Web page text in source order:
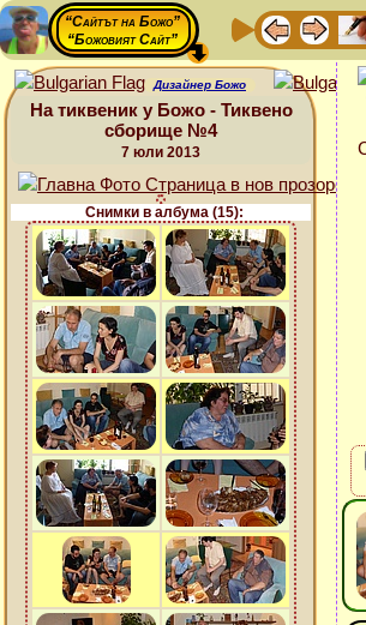
“Сайтът на Божо”
“Божовият Сайт”
Дизайнер Божо
На тиквеник у Божо - Тиквено
сборище №4
7 юли 2013
Снимки в албума (15):